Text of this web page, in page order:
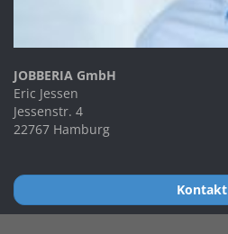
JOBBERIA GmbH
Eric Jessen
Jessenstr. 4
22767 Hamburg
Kontakt